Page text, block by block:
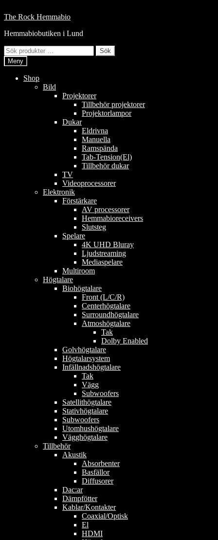
till
Hoppa
navigering
Hoppa
innehåll
The Rock Hemmabio
Hemmabiobutiken i Lund
Sök
efter:
Sök
Meny
Shop
Bild
Projektorer
Tillbehör projektorer
Projektorlampor
Dukar
Eldrivna
Manuella
Ramspända
Tab-Tension(El)
Tillbehör dukar
TV
Videoprocessorer
Elektronik
Förstärkare
AV processorer
Hemmabioreceivers
Slutsteg
Spelare
4K UHD Bluray
Ljudstreaming
Mediaspelare
Multiroom
Högtalare
Biohögtalare
Front (L/C/R)
Centerhögtalare
Surroundhögtalare
Atmoshögtalare
Tak
Dolby Enabled
Golvhögtalare
Högtalarsystem
Infällnadshögtalare
Tak
Vägg
Subwoofers
Satellithögtalare
Stativhögtalare
Subwoofers
Utomhushögtalare
Vägghögtalare
Tillbehör
Akustik
Absorbenter
Basfällor
Diffusorer
Dac:ar
Dämpfötter
Kablar/Kontakter
Coaxial/Optisk
El
HDMI